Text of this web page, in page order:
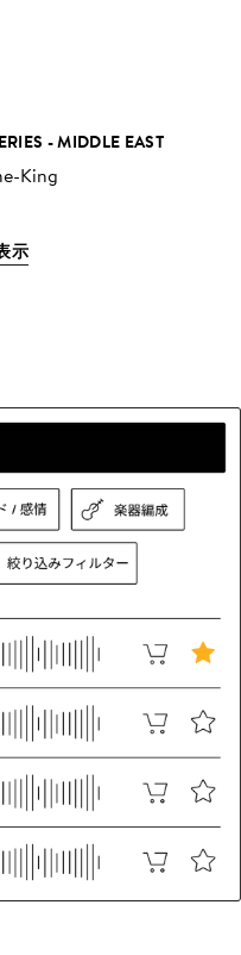
- MIDDLE EAST
King
示